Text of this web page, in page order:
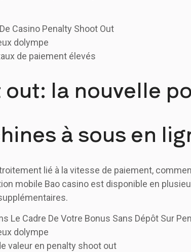
Casino Penalty Shoot Out
dolympe
de paiement élevés
la nouvelle
à sous en
lié à la vitesse de paiement,
mobile Bao casino est disponible en
Le Cadre De Votre Bonus Sans Dépôt Sur
dolympe
valeur en penalty shoot out